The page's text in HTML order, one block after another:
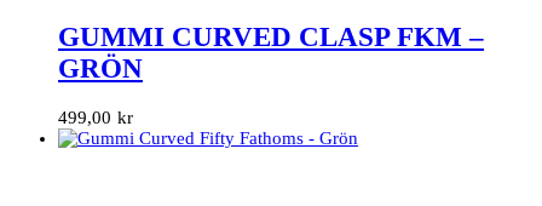
GUMMI CURVED CLASP FKM –
GRÖN
499,00 kr